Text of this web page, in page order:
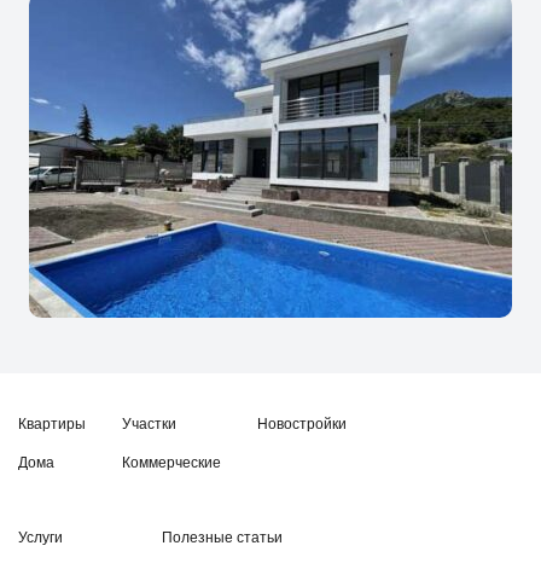
Квартиры
Дома
Участки
Коммерческие
Новостройки
Услуги Полезные статьи